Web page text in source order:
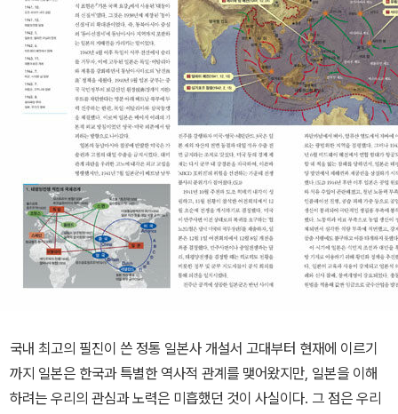
국내 최고의 필진이 쓴 정통 일본사 개설서 고대부터 현재에 이르기
까지 일본은 한국과 특별한 역사적 관계를 맺어왔지만, 일본을 이해
하려는 우리의 관심과 노력은 미흡했던 것이 사실이다. 그 점은 우리